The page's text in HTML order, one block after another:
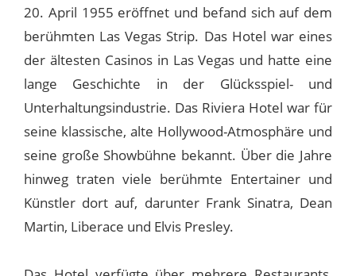
20. April 1955 eröffnet und befand sich auf dem
berühmten Las Vegas Strip. Das Hotel war eines
der ältesten Casinos in Las Vegas und hatte eine
lange Geschichte in der Glücksspiel- und
Unterhaltungsindustrie. Das Riviera Hotel war für
seine klassische, alte Hollywood-Atmosphäre und
seine große Showbühne bekannt. Über die Jahre
hinweg traten viele berühmte Entertainer und
Künstler dort auf, darunter Frank Sinatra, Dean
Martin, Liberace und Elvis Presley.